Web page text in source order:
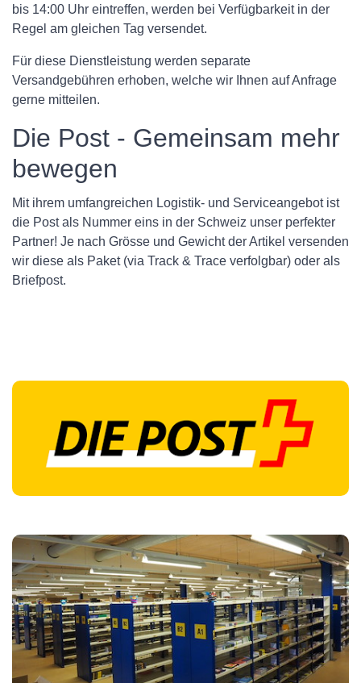
bis 14:00 Uhr eintreffen, werden bei Verfügbarkeit in der
Regel am gleichen Tag versendet.
Für diese Dienstleistung werden separate
Versandgebühren erhoben, welche wir Ihnen auf Anfrage
gerne mitteilen.
Die Post - Gemeinsam mehr
bewegen
Mit ihrem umfangreichen Logistik- und Serviceangebot ist
die Post als Nummer eins in der Schweiz unser perfekter
Partner! Je nach Grösse und Gewicht der Artikel versenden
wir diese als Paket (via Track & Trace verfolgbar) oder als
Briefpost.